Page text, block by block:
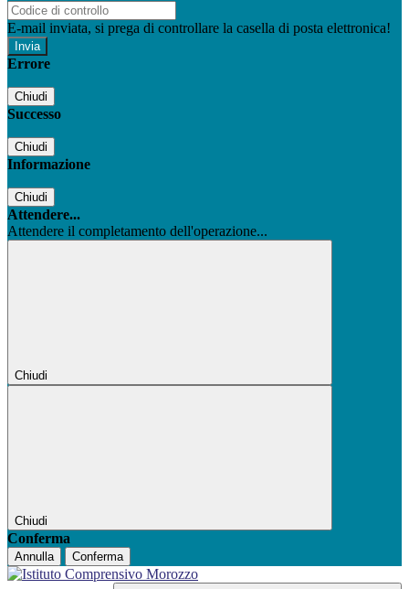
E-mail inviata, si prega di controllare la casella di posta elettronica!
Errore
Chiudi
Successo
Chiudi
Informazione
Chiudi
Attendere...
Attendere il completamento dell'operazione...
Chiudi
Chiudi
Conferma
Annulla Conferma